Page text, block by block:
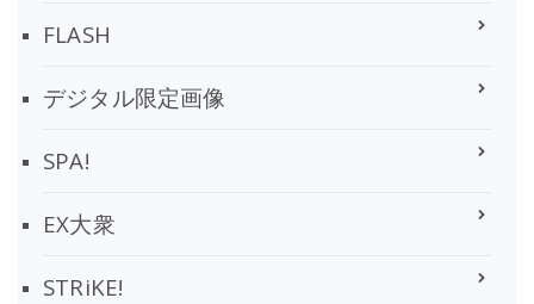
FLASH
デジタル限定画像
SPA!
EX大衆
STRiKE!